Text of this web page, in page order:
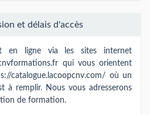
et délais d'accès
en ligne via les sites internet
qui vous orientent
catalogue.lacoopcnv.com/ où un
à remplir. Nous vous adresserons
de formation.